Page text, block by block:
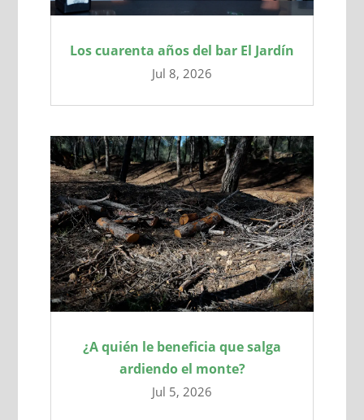
Los cuarenta años del bar El Jardín
Jul 8, 2026
¿A quién le beneficia que salga
ardiendo el monte?
Jul 5, 2026